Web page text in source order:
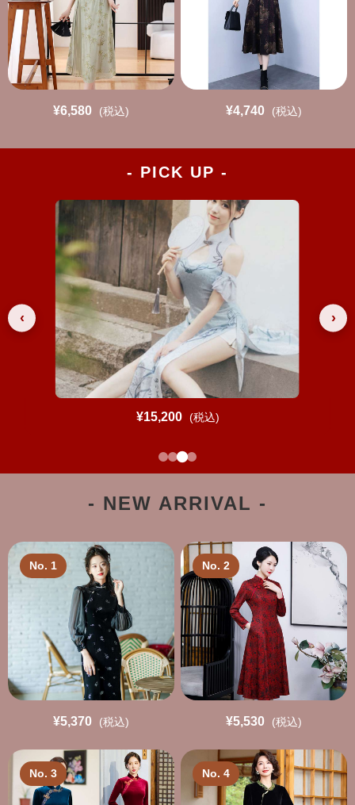
¥6,580 (税込) ¥4,740 (税込)
- PICK UP -
‹
¥15,200 (税込)
›
- NEW ARRIVAL -
No. 1
¥5,370 (税込)
No. 2
¥5,530 (税込)
No. 3 No. 4